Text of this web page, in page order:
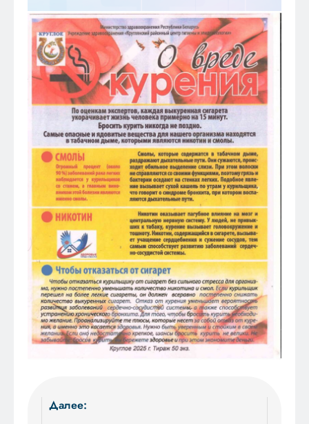
Навигация
Далее: